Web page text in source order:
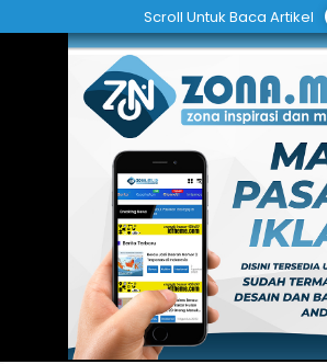
ke
Scroll Untuk Baca Artikel